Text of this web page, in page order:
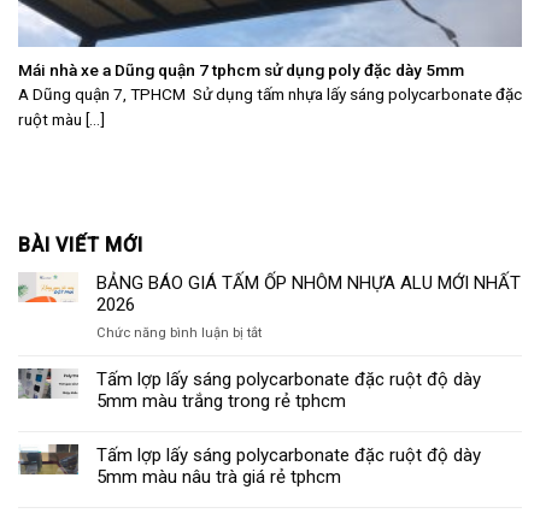
Mái nhà xe a Dũng quận 7 tphcm sử dụng poly đặc dày 5mm
A Dũng quận 7, TPHCM Sử dụng tấm nhựa lấy sáng polycarbonate đặc
ruột màu [...]
BÀI VIẾT MỚI
BẢNG BÁO GIÁ TẤM ỐP NHÔM NHỰA ALU MỚI NHẤT
2026
Chức năng bình luận bị tắtở
BÁO
GIÁ
TẤM
NHÔM
NHỰA
Tấm lợp lấy sáng polycarbonate đặc ruột độ dày
5mm màu trắng trong rẻ tphcm
Tấm lợp lấy sáng polycarbonate đặc ruột độ dày
5mm màu nâu trà giá rẻ tphcm